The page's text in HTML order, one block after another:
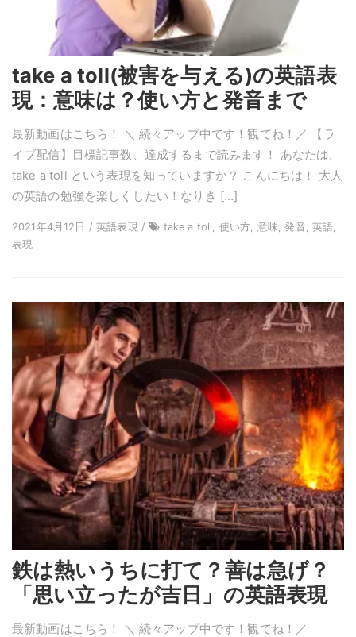
take a toll(被害を与える)の英語表
現：意味は？使い方と発音まで
最新動画はこちら！ ＼ 続々アップ中です！観てね！／ 【ラ
イブ配信】目標記事数、達成するまで読みます！ あなたは、
take a toll という表現を知っていますか？ こんにちは！ 大人
の英語の勉強を楽しくしたい！なりき […]
2021年4月12日 / 英語表現 /
take a toll, 使い方, 意味, 発音, 英語,
表現
鉄は熱いうちに打て？善は急げ？
「思い立ったが吉日」の英語表現
最新動画はこちら！ ＼ 続々アップ中です！観てね！／